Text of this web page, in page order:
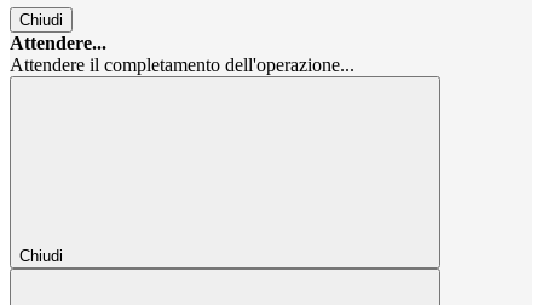
Chiudi
Attendere...
Attendere il completamento dell'operazione...
Chiudi